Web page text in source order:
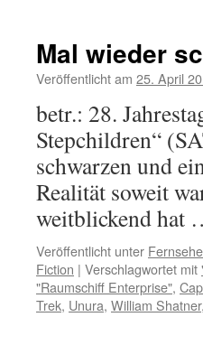
Mal wieder
Veröffentlicht am 25. April
betr.: 28.
Stepchildren“
schwarzen und
Realität soweit
weitblickend hat
Veröffentlicht unter
Fiction | Verschlagwortet mit
"Raumschiff Enterprise",
Trek, Unura, William Shatner,